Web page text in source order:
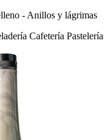
- Anillos y lágrimas
Cafetería Pastelería